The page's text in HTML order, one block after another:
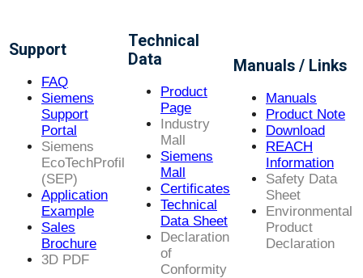
Support
FAQ
Siemens
Support
Portal
Siemens
EcoTechProfil
(SEP)
Application
Example
Sales
Brochure
3D PDF
Technical
Data
Product
Page
Industry
Mall
Siemens
Mall
Certificates
Technical
Data Sheet
Declaration
of
Conformity
Manuals / Links
Manuals
Product Note
Download
REACH
Information
Safety Data
Sheet
Environmental
Product
Declaration